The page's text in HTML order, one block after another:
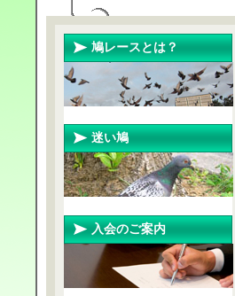
鳩レースとは？
迷い鳩
入会のご案内